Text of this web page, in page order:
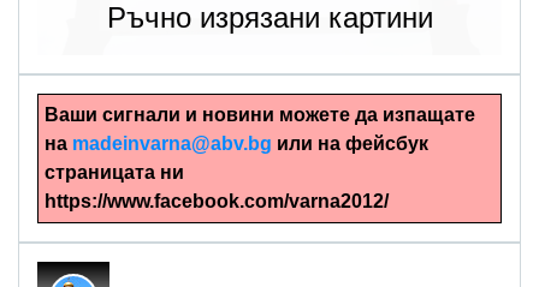
Ръчно изрязани картини
Ваши сигнали и новини можете да изпащате
на madeinvarna@abv.bg или на фейсбук
страницата ни
https://www.facebook.com/varna2012/